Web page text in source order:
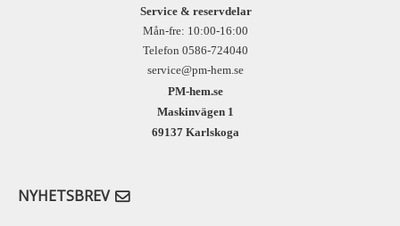
Service & reservdelar
Mån-fre: 10:00-16:00
Telefon 0586-724040
service@pm-hem.se
PM-hem.se
Maskinvägen 1
69137 Karlskoga
NYHETSBREV